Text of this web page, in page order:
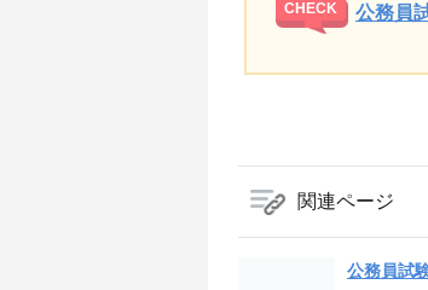
公務員
関連ページ
公務員試